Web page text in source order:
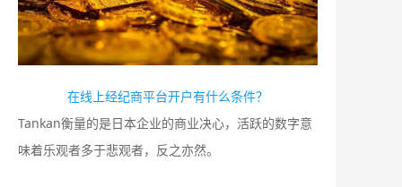
在线上经纪商平台开户有什么条件？
Tankan衡量的是日本企业的商业决心，活跃的数字意
味着乐观者多于悲观者，反之亦然。